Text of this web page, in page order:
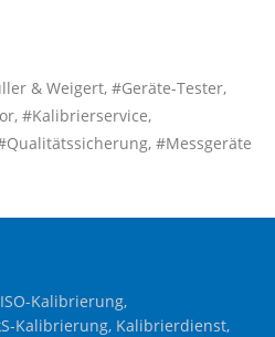
& Weigert, #Geräte-Tester,
#Kalibrierservice,
#Messgeräte
Kalibrierung,
Kalibrierung, Kalibrierdienst,